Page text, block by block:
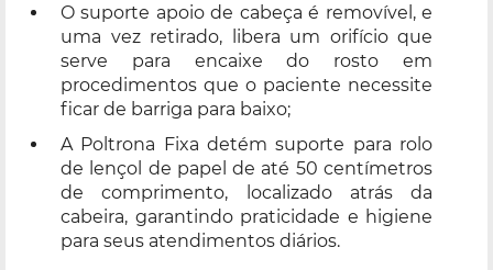
O suporte apoio de cabeça é removível, e
uma vez retirado, libera um orifício que
serve para encaixe do rosto em
procedimentos que o paciente necessite
ficar de barriga para baixo;
A Poltrona Fixa detém suporte para rolo
de lençol de papel de até 50 centímetros
de comprimento, localizado atrás da
cabeira, garantindo praticidade e higiene
para seus atendimentos diários.